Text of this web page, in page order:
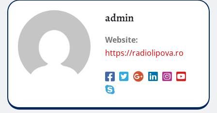
admin
Website:
https://radiolipova.ro